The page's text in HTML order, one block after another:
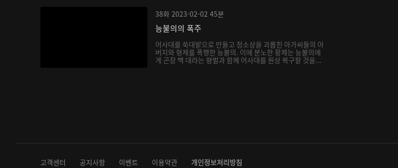
38화 2023-02-02 45분
능불의의 폭주
어사대를 쑥대밭으로 만들고 정소상을 괴롭힌 아가씨들의 아
버지와 형제를 폭행한 능불의. 이에 분노한 황제는 능불의에
게 곤장 백 대라는 형벌과 함께 어사대를 원상 복구할 것을...
고객센터 공지사항 이벤트 이용약관 개인정보처리방침